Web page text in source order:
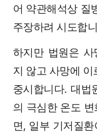
어 약관해석상 질
주장하려 시도합
하지만 법원은 사
지 않고 사망에
중시합니다. 대법
의 극심한 온도
면, 일부 기저질